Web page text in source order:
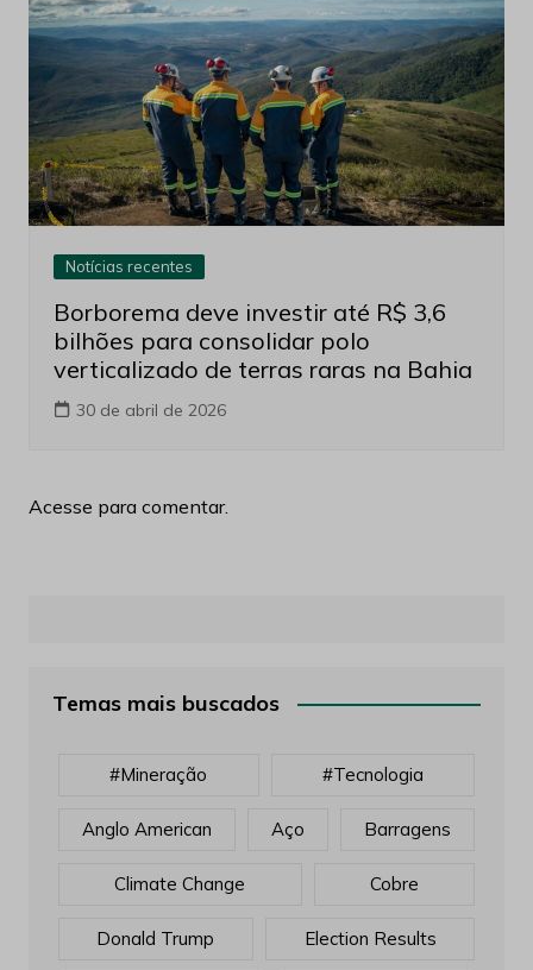
Notícias recentes
Borborema deve investir até R$ 3,6
bilhões para consolidar polo
verticalizado de terras raras na Bahia
30 de abril de 2026
Acesse para comentar.
Temas mais buscados
#mineração #tecnologia
Anglo American Aço Barragens
Climate Change Cobre
Donald Trump Election Results